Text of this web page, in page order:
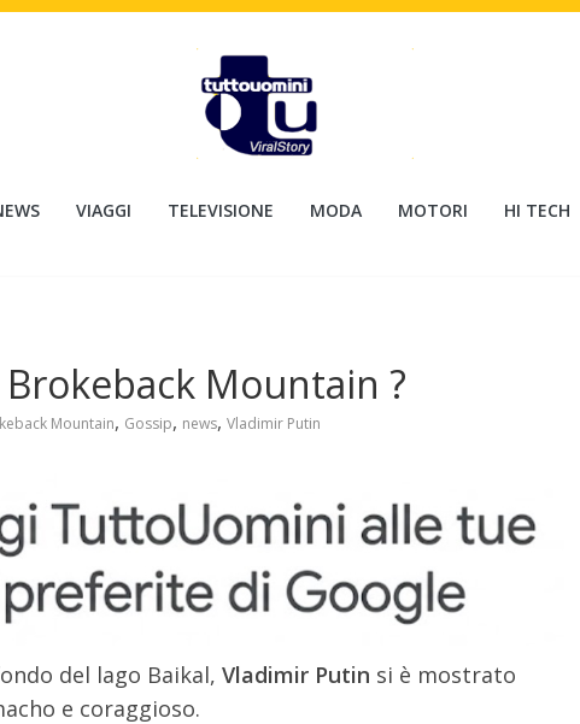
VIAGGI TELEVISIONE MODA MOTORI HI TECH
Mountain ?
Mountain, Gossip, news, Vladimir Putin
del lago Baikal, Vladimir Putin si è mostrato
e coraggioso.